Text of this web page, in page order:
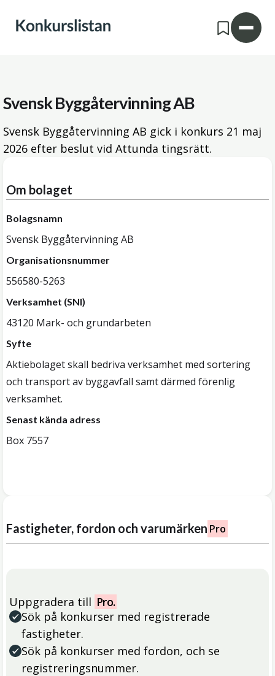
Svensk Byggåtervinning AB
Svensk Byggåtervinning AB gick i konkurs 21 maj
2026 efter beslut vid Attunda tingsrätt.
Om bolaget
Bolagsnamn
Svensk Byggåtervinning AB
Organisationsnummer
556580-5263
Verksamhet (SNI)
43120 Mark- och grundarbeten
Syfte
Aktiebolaget skall bedriva verksamhet med sortering
och transport av byggavfall samt därmed förenlig
verksamhet.
Senast kända adress
Box 7557
Fastigheter, fordon och varumärken Pro
Uppgradera till Pro.
Sök på konkurser med registrerade
fastigheter.
Sök på konkurser med fordon, och se
registreringsnummer.